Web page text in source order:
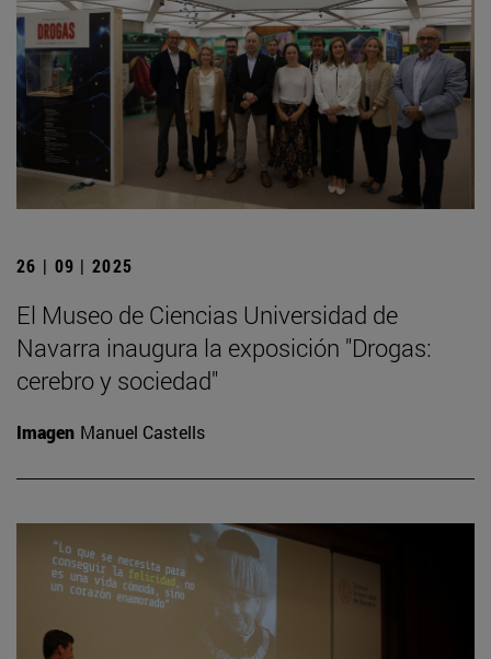
26 | 09 | 2025
El Museo de Ciencias Universidad de
Navarra inaugura la exposición "Drogas:
cerebro y sociedad"
Imagen Manuel Castells